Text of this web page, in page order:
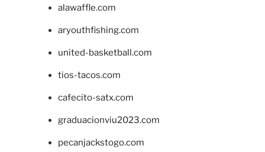
alawaffle.com
aryouthfishing.com
united-basketball.com
tios-tacos.com
cafecito-satx.com
graduacionviu2023.com
pecanjackstogo.com